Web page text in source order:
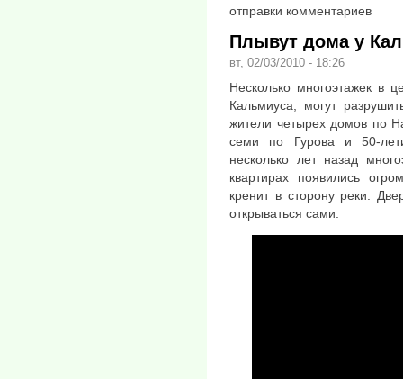
отправки комментариев
Плывут дома у
вт, 02/03/2010 - 18:26
Несколько многоэтажек в
Кальмиуса, могут
жители четырех домов по
семи по Гурова и 50-
несколько лет назад
квартирах появились
кренит в сторону реки.
открываться сами.